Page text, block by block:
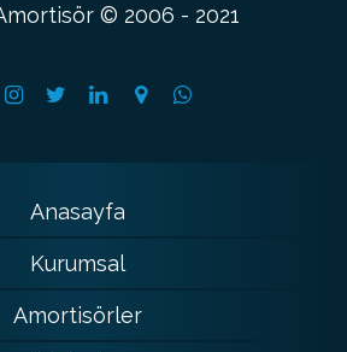
Amortisör © 2006 - 2021
Anasayfa
Kurumsal
Amortisörler